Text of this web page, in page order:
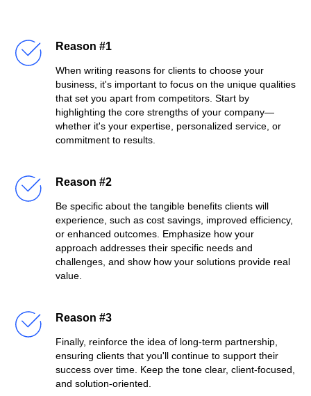
Reason #1
When writing reasons for clients to choose your
business, it's important to focus on the unique qualities
that set you apart from competitors. Start by
highlighting the core strengths of your company—
whether it's your expertise, personalized service, or
commitment to results.
Reason #2
Be specific about the tangible benefits clients will
experience, such as cost savings, improved efficiency,
or enhanced outcomes. Emphasize how your
approach addresses their specific needs and
challenges, and show how your solutions provide real
value.
Reason #3
Finally, reinforce the idea of long-term partnership,
ensuring clients that you'll continue to support their
success over time. Keep the tone clear, client-focused,
and solution-oriented.